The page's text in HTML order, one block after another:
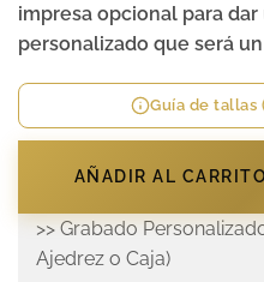
impresa opcional para
personalizado que será
Guía de tallas
AÑADIR AL
>> Grabado
Ajedrez o Caja)